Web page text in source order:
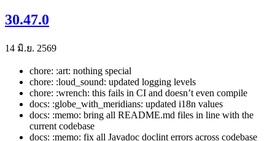
30.47.0
14 มิ.ย. 2569
chore: :art: nothing special
chore: :loud_sound: updated logging levels
chore: :wrench: this fails in CI and doesn’t even compile
docs: :globe_with_meridians: updated i18n values
docs: :memo: bring all README.md files in line with the
current codebase
docs: :memo: fix all Javadoc doclint errors across codebase